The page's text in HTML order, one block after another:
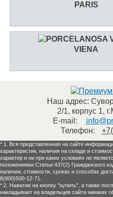
PARIS
VIENA
Наш адрес:
2/1, корпус 1,
E-mail:
Телефон:
* 1. Вся представленная на сайте
характеристик, наличия на складе и
характер и ни при каких условиях не
положениями Статьи 437(2) Гражданского
наличии, стоимости, сроках и способах
8(800)500-12-71.
* 2. Нажатие на кнопку "купить", а также
накладывает на владельцев сайта никаких